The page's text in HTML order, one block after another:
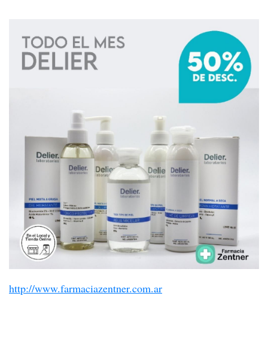
http://www.farmaciazentner.com.ar